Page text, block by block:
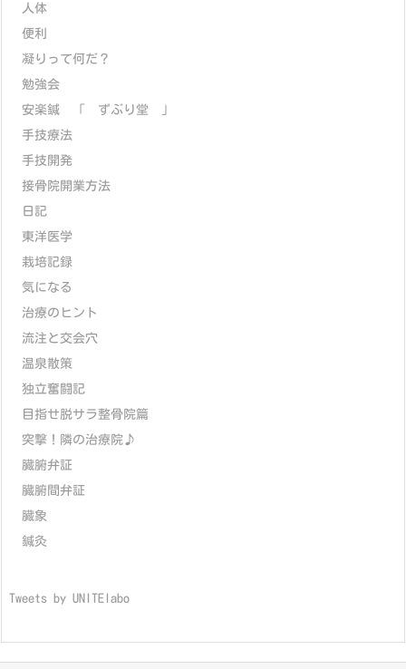
人体
便利
凝りって何だ？
勉強会
安楽鍼 「 ずぶり堂 」
手技療法
手技開発
接骨院開業方法
日記
東洋医学
栽培記録
気になる
治療のヒント
流注と交会穴
温泉散策
独立奮闘記
目指せ脱サラ整骨院篇
突撃！隣の治療院♪
臓腑弁証
臓腑間弁証
臓象
鍼灸
Tweets by UNITElabo